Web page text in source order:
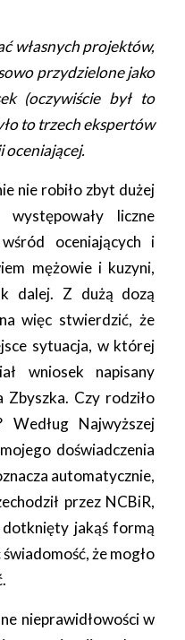
własnych projektów,
przydzielone jako
(oczywiście był to
to trzech ekspertów
oceniającej.
nie robiło zbyt dużej
liczne
oceniających i
mężowie i kuzyni,
dalej. Z dużą dozą
więc stwierdzić, że
sytuacja, w której
wniosek napisany
Zbyszka. Czy rodziło
Według Najwyższej
doświadczenia
automatycznie,
przez NCBiR,
jakąś formą
że mogło
nieprawidłowości w